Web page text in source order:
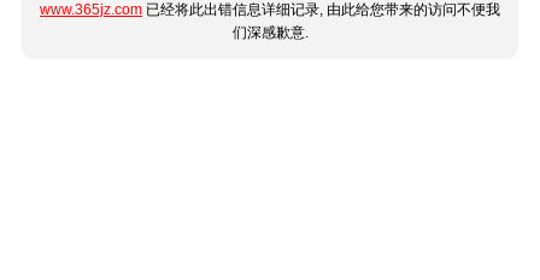
www.365jz.com 已经将此出错信息详细记录, 由此给您带来的访问不便我
们深感歉意.